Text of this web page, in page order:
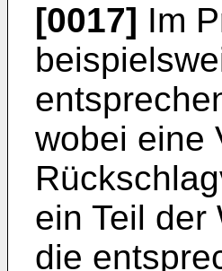
[0017] Im
wobei eine
ein Teil der
die